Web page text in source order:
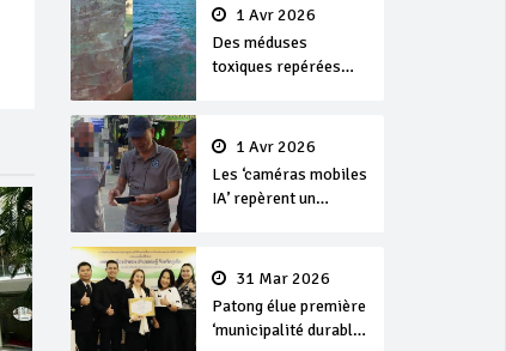
1 Avr 2026
Des méduses
toxiques repérées
1 Avr 2026
Les ‘caméras mobiles
IA’ repèrent un
séjour31 Mar 2026
Patong élue première
‘municipalité durable’